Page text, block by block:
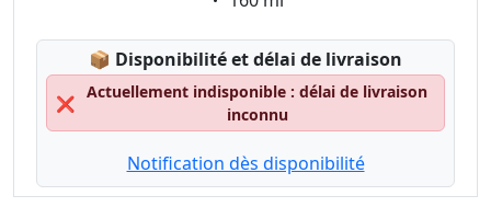
📦 Lagerstatus:
Disponibilité et délai de livraison
❌
Actuellement indisponible : délai de livraison
inconnu
Notification dès disponibilité